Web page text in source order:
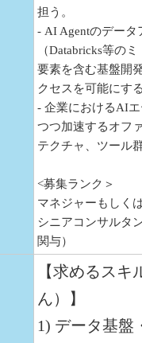
担う。
- AI Agentのデータ
（Databricks等の
要素を含む基盤開
クセスを可能にす
- 企業におけるAI
つつ加速するオフ
テクチャ、ツール
<募集ランク＞
マネジャーもしく
シニアコンサルタ
関与）
【求めるス
ん）】
1) データ基盤